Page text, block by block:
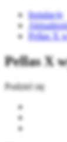
Instalacje
Pellas X
Pellas X
Podziel się